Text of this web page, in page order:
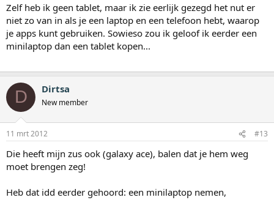
Zelf heb ik geen tablet, maar ik zie eerlijk gezegd het nut er
niet zo van in als je een laptop en een telefoon hebt, waarop
je apps kunt gebruiken. Sowieso zou ik geloof ik eerder een
minilaptop dan een tablet kopen...
D Dirtsa
New member
11 mrt 2012 #13
Die heeft mijn zus ook (galaxy ace), balen dat je hem weg
moet brengen zeg!
Heb dat idd eerder gehoord: een minilaptop nemen,